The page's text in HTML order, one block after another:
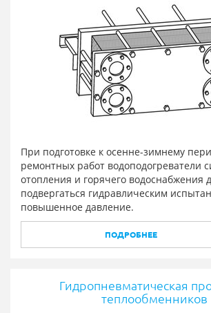
При подготовке к осенне-зимнему
ремонтных работ водоподогреватели
отопления и горячего водоснабжения
подвергаться гидравлическим
повышенное давление.
ПОДРОБНЕЕ
Гидропневматическая
теплообменников